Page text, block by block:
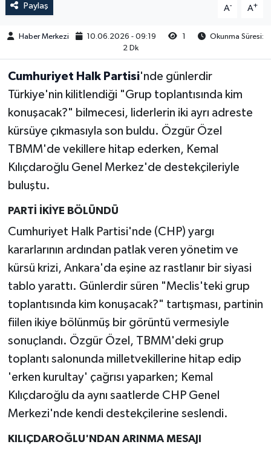
Paylaş A- A+
Haber Merkezi 10.06.2026 - 09:19 1
Okunma Süresi:
2 Dk
Cumhuriyet Halk Partisi'nde günlerdir
Türkiye'nin kilitlendiği "Grup toplantısında kim
konuşacak?" bilmecesi, liderlerin iki ayrı adreste
kürsüye çıkmasıyla son buldu. Özgür Özel
TBMM'de vekillere hitap ederken, Kemal
Kılıçdaroğlu Genel Merkez'de destekçileriyle
buluştu.
PARTİ İKİYE BÖLÜNDÜ
Cumhuriyet Halk Partisi'nde (CHP) yargı
kararlarının ardından patlak veren yönetim ve
kürsü krizi, Ankara'da eşine az rastlanır bir siyasi
tablo yarattı. Günlerdir süren "Meclis'teki grup
toplantısında kim konuşacak?" tartışması, partinin
fiilen ikiye bölünmüş bir görüntü vermesiyle
sonuçlandı. Özgür Özel, TBMM'deki grup
toplantı salonunda milletvekillerine hitap edip
'erken kurultay' çağrısı yaparken; Kemal
Kılıçdaroğlu da aynı saatlerde CHP Genel
Merkezi'nde kendi destekçilerine seslendi.
KILIÇDAROĞLU'NDAN ARINMA MESAJI